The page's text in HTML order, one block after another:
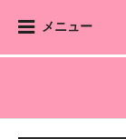
メニュー